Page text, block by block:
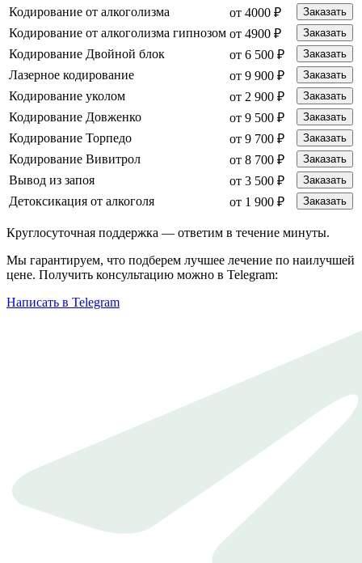
Кодирование от алкоголизма от 4000 ₽ Заказать
Кодирование от алкоголизма гипнозом от 4900 ₽ Заказать
Кодирование Двойной блок от 6 500 ₽ Заказать
Лазерное кодирование от 9 900 ₽ Заказать
Кодирование уколом от 2 900 ₽ Заказать
Кодирование Довженко от 9 500 ₽ Заказать
Кодирование Торпедо от 9 700 ₽ Заказать
Кодирование Вивитрол от 8 700 ₽ Заказать
Вывод из запоя от 3 500 ₽ Заказать
Детоксикация от алкоголя от 1 900 ₽ Заказать
Круглосуточная поддержка — ответим в течение минуты.
Мы гарантируем, что подберем лучшее лечение по наилучшей
цене. Получить консультацию можно в Telegram:
Написать в Telegram